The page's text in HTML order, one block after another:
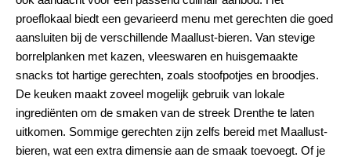
proeflokaal biedt een gevarieerd menu met gerechten die goed
aansluiten bij de verschillende Maallust-bieren. Van stevige
borrelplanken met kazen, vleeswaren en huisgemaakte
snacks tot hartige gerechten, zoals stoofpotjes en broodjes.
De keuken maakt zoveel mogelijk gebruik van lokale
ingrediënten om de smaken van de streek Drenthe te laten
uitkomen. Sommige gerechten zijn zelfs bereid met Maallust-
bieren, wat een extra dimensie aan de smaak toevoegt. Of je